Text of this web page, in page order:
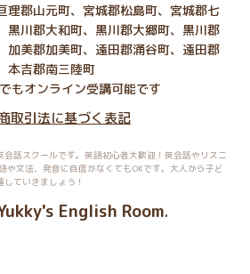
理郡山元町、宮城郡松島町、宮城郡七
黒川郡大和町、黒川郡大郷町、黒川郡
加美郡加美町、遠田郡涌谷町、遠田郡
本吉郡南三陸町
もオンライン受講可能です
取引法に基づく表記
話スクールです。英語初心者大歓迎！英会話やリスニ
や文法、発音に自信がなくてもOKです。大人から子ど
ていきましょう！
English Room.